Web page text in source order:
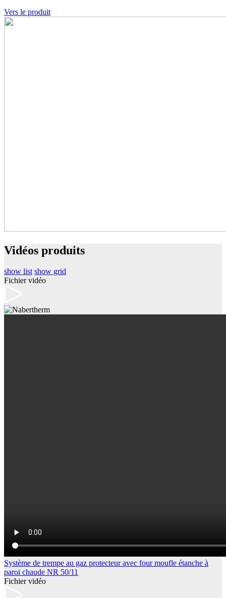
Vers le produit
Vidéos produits
show list show grid
Fichier vidéo
Système de trempe au gaz protecteur avec four moufle étanche à
paroi chaude NR 50/11
Fichier vidéo